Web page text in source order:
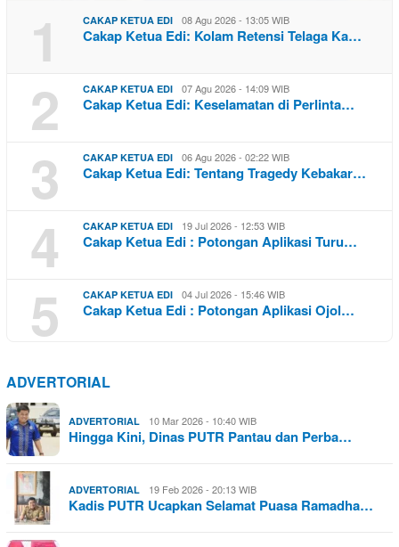
1 CAKAP KETUA EDI 08 Agu 2026 - 13:05 WIB
Cakap Ketua Edi: Kolam Retensi Telaga Ka…
2 CAKAP KETUA EDI 07 Agu 2026 - 14:09 WIB
Cakap Ketua Edi: Keselamatan di Perlinta…
3 CAKAP KETUA EDI 06 Agu 2026 - 02:22 WIB
Cakap Ketua Edi: Tentang Tragedy Kebakar…
4 CAKAP KETUA EDI 19 Jul 2026 - 12:53 WIB
Cakap Ketua Edi : Potongan Aplikasi Turu…
5 CAKAP KETUA EDI 04 Jul 2026 - 15:46 WIB
Cakap Ketua Edi : Potongan Aplikasi Ojol…
ADVERTORIAL
ADVERTORIAL 10 Mar 2026 - 10:40 WIB
Hingga Kini, Dinas PUTR Pantau dan Perba…
ADVERTORIAL 19 Feb 2026 - 20:13 WIB
Kadis PUTR Ucapkan Selamat Puasa Ramadha…